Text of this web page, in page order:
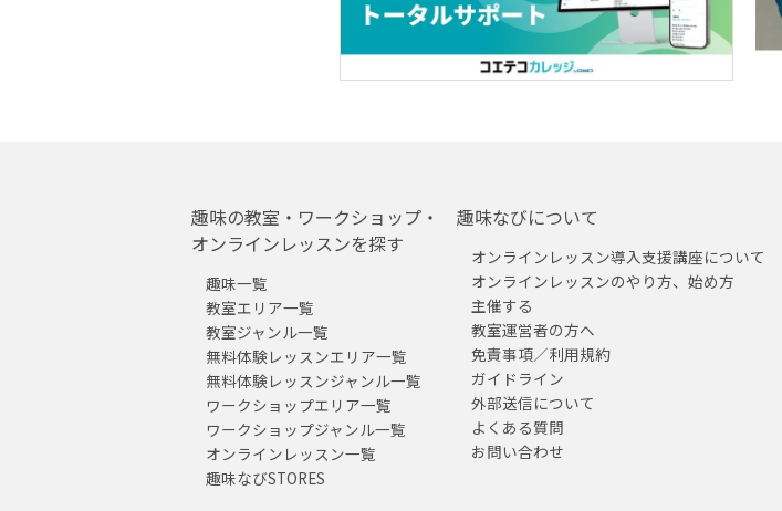
趣味の教室・ワークショップ・
オンラインレッスンを探す
趣味一覧
教室エリア一覧
教室ジャンル一覧
無料体験レッスンエリア一覧
無料体験レッスンジャンル一覧
ワークショップエリア一覧
ワークショップジャンル一覧
オンラインレッスン一覧
趣味なびSTORES
趣味なびについて
オンラインレッスン導入支援講座について
オンラインレッスンのやり方、始め方
主催する
教室運営者の方へ
免責事項／利用規約
ガイドライン
外部送信について
よくある質問
お問い合わせ